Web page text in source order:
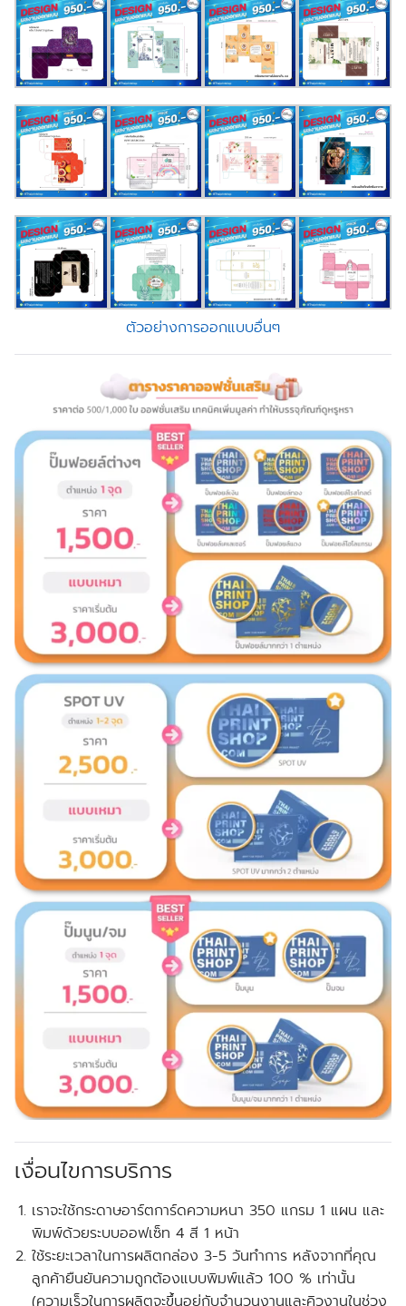
ตัวอย่างการออกแบบอื่นๆ
เงื่อนไขการบริการ
เราจะใช้กระดาษอาร์ตการ์ดความหนา 350 แกรม 1 แผน และ
พิมพ์ด้วยระบบออฟเซ็ท 4 สี 1 หน้า
ใช้ระยะเวลาในการผลิตกล่อง 3-5 วันทำการ หลังจากที่คุณ
ลูกค้ายืนยันความถูกต้องแบบพิมพ์แล้ว 100 % เท่านั้น
(ความเร็วในการผลิตจะขึ้นอยู่กับจำนวนงานและคิวงานในช่วง